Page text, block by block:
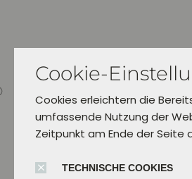
Cookie-
Cookies erleichtern die
umfassende Nutzung der
Zeitpunkt am Ende der Seite
TECHNISCHE COOKIES